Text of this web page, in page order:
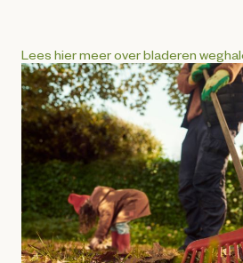
Lees hier meer over bladeren